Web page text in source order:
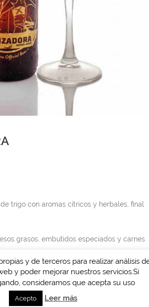
de trigo con aromas cítricos y herbales, final
grasos, embutidos especiados y carnes
y de terceros para realizar análisis
y poder mejorar nuestros servicios.Si
consideramos que acepta su uso
Acepto Leer más